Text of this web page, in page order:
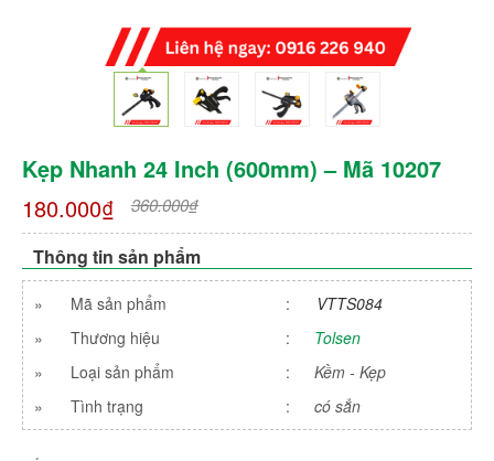
Kẹp Nhanh 24 Inch (600mm) – Mã 10207
180.000₫
360.000₫
Thông tin sản phẩm
» Mã sản phẩm :
VTTS084
»
Thương hiệu :
Tolsen
»
Loại sản phẩm :
Kềm - Kẹp
»
Tình trạng : có sẳn